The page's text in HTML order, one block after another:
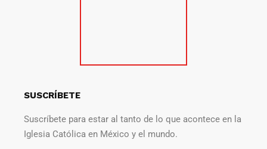
SUSCRÍBETE
Suscríbete para estar al tanto de lo que acontece en la
Iglesia Católica en México y el mundo.